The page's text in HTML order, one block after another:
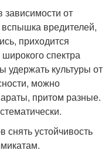
от
вредителей,
приходится
спектра
удержать культуры от
можно
притом разные.
устойчивость